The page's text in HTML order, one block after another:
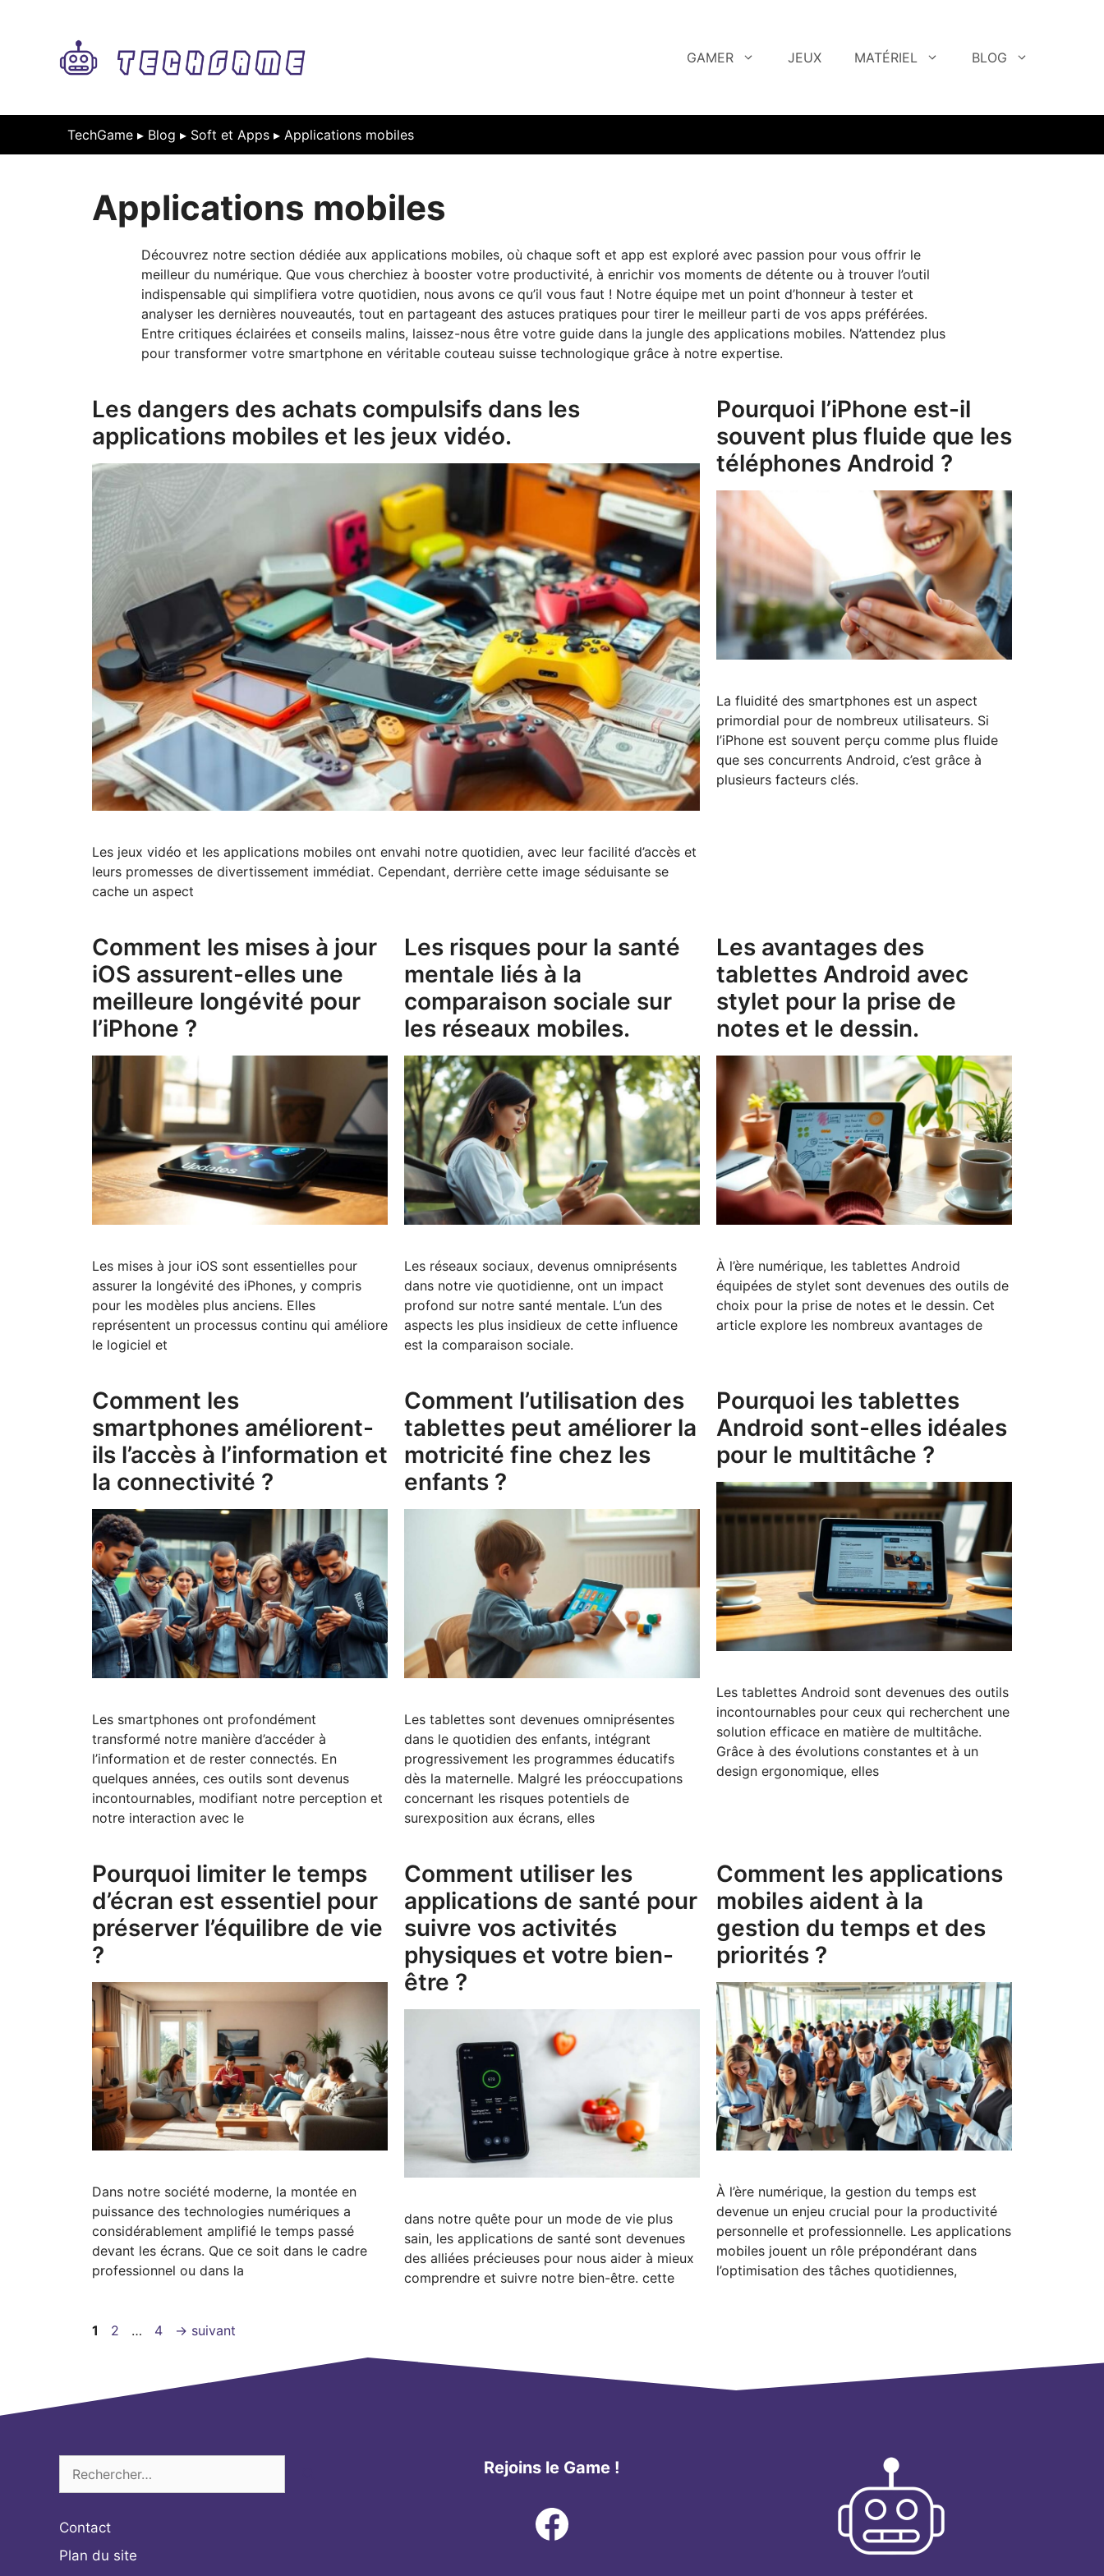
GAMER JEUX MATÉRIEL BLOG
TechGame ▸ Blog ▸ Soft et Apps ▸ Applications mobiles
Applications mobiles
Découvrez notre section dédiée aux applications mobiles, où chaque soft et app est exploré avec passion pour vous offrir le
meilleur du numérique. Que vous cherchiez à booster votre productivité, à enrichir vos moments de détente ou à trouver l’outil
indispensable qui simplifiera votre quotidien, nous avons ce qu’il vous faut ! Notre équipe met un point d’honneur à tester et
analyser les dernières nouveautés, tout en partageant des astuces pratiques pour tirer le meilleur parti de vos apps préférées.
Entre critiques éclairées et conseils malins, laissez-nous être votre guide dans la jungle des applications mobiles. N’attendez plus
pour transformer votre smartphone en véritable couteau suisse technologique grâce à notre expertise.
Les dangers des achats compulsifs dans les
applications mobiles et les jeux vidéo.
Les jeux vidéo et les applications mobiles ont envahi notre quotidien, avec leur facilité d’accès et
leurs promesses de divertissement immédiat. Cependant, derrière cette image séduisante se
cache un aspect
Pourquoi l’iPhone est-il
souvent plus fluide que les
téléphones Android ?
La fluidité des smartphones est un aspect
primordial pour de nombreux utilisateurs. Si
l’iPhone est souvent perçu comme plus fluide
que ses concurrents Android, c’est grâce à
plusieurs facteurs clés.
Comment les mises à jour
iOS assurent-elles une
meilleure longévité pour
l’iPhone ?
Les mises à jour iOS sont essentielles pour
assurer la longévité des iPhones, y compris
pour les modèles plus anciens. Elles
représentent un processus continu qui améliore
le logiciel et
Les risques pour la santé
mentale liés à la
comparaison sociale sur
les réseaux mobiles.
Les réseaux sociaux, devenus omniprésents
dans notre vie quotidienne, ont un impact
profond sur notre santé mentale. L’un des
aspects les plus insidieux de cette influence
est la comparaison sociale.
Les avantages des
tablettes Android avec
stylet pour la prise de
notes et le dessin.
À l’ère numérique, les tablettes Android
équipées de stylet sont devenues des outils de
choix pour la prise de notes et le dessin. Cet
article explore les nombreux avantages de
Comment les
smartphones améliorent-
ils l’accès à l’information et
la connectivité ?
Les smartphones ont profondément
transformé notre manière d’accéder à
l’information et de rester connectés. En
quelques années, ces outils sont devenus
incontournables, modifiant notre perception et
notre interaction avec le
Comment l’utilisation des
tablettes peut améliorer la
motricité fine chez les
enfants ?
Les tablettes sont devenues omniprésentes
dans le quotidien des enfants, intégrant
progressivement les programmes éducatifs
dès la maternelle. Malgré les préoccupations
concernant les risques potentiels de
surexposition aux écrans, elles
Pourquoi les tablettes
Android sont-elles idéales
pour le multitâche ?
Les tablettes Android sont devenues des outils
incontournables pour ceux qui recherchent une
solution efficace en matière de multitâche.
Grâce à des évolutions constantes et à un
design ergonomique, elles
Pourquoi limiter le temps
d’écran est essentiel pour
préserver l’équilibre de vie
?
Dans notre société moderne, la montée en
puissance des technologies numériques a
considérablement amplifié le temps passé
devant les écrans. Que ce soit dans le cadre
professionnel ou dans la
Comment utiliser les
applications de santé pour
suivre vos activités
physiques et votre bien-
être ?
dans notre quête pour un mode de vie plus
sain, les applications de santé sont devenues
des alliées précieuses pour nous aider à mieux
comprendre et suivre notre bien-être. cette
Comment les applications
mobiles aident à la
gestion du temps et des
priorités ?
À l’ère numérique, la gestion du temps est
devenue un enjeu crucial pour la productivité
personnelle et professionnelle. Les applications
mobiles jouent un rôle prépondérant dans
l’optimisation des tâches quotidiennes,
Page
1 Page
2 … Page
4 → suivant
Contact
Plan du site
Rejoins le Game !
Facebook